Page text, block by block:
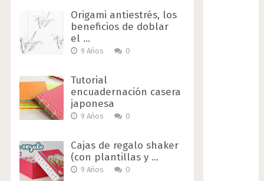
Origami antiestrés, los
beneficios de doblar
el …
9 Años 0
Tutorial
encuadernación casera
japonesa
9 Años 0
Cajas de regalo shaker
(con plantillas y …
9 Años 0